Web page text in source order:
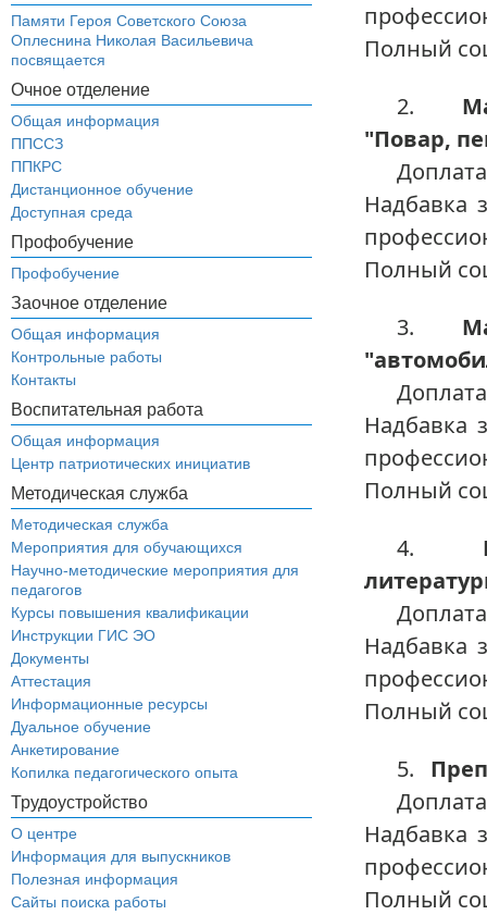
Памяти Героя Советского Союза
Оплеснина Николая Васильевича
посвящается
Очное отделение
Общая информация
ППССЗ
ППКРС
Дистанционное обучение
Доступная среда
Профобучение
Профобучение
Заочное отделение
Общая информация
Контрольные работы
Контакты
Воспитательная работа
Общая информация
Центр патриотических инициатив
Методическая служба
Методическая служба
Мероприятия для обучающихся
Научно-методические мероприятия для
педагогов
Курсы повышения квалификации
Инструкции ГИС ЭО
Документы
Аттестация
Информационные ресурсы
Дуальное обучение
Анкетирование
Копилка педагогического опыта
Трудоустройство
О центре
Информация для выпускников
Полезная информация
Сайты поиска работы
Полный
2.
"Повар,
Надбавка
Полный
3.
Надбавка
Полный
4.
Надбавка
Полный
5.
Надбавка
Полный